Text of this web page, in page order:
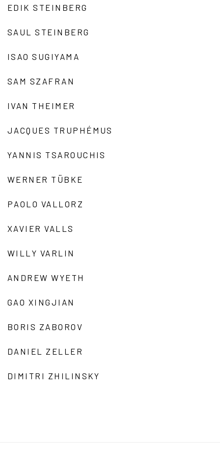
EDIK STEINBERG
SAUL STEINBERG
ISAO SUGIYAMA
SAM SZAFRAN
IVAN THEIMER
JACQUES TRUPHÉMUS
YANNIS TSAROUCHIS
WERNER TÜBKE
PAOLO VALLORZ
XAVIER VALLS
WILLY VARLIN
ANDREW WYETH
GAO XINGJIAN
BORIS ZABOROV
DANIEL ZELLER
DIMITRI ZHILINSKY